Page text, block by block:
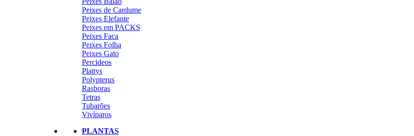
Peixes de Cardume
Peixes Elefante
Peixes em PACKS
Peixes Faca
Peixes Folha
Peixes Gato
Percideos
Plattys
Polypterus
Rasboras
Tetras
Tubarões
Vivíparos
PLANTAS